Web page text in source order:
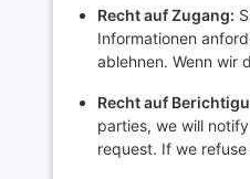
Recht auf Zugang:
Informationen
ablehnen. Wenn wir
Recht auf
parties, we will
request. If we